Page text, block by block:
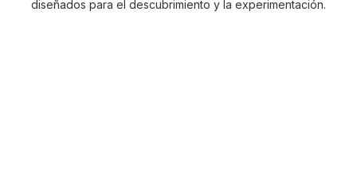
diseñados para el descubrimiento y la experimentación.